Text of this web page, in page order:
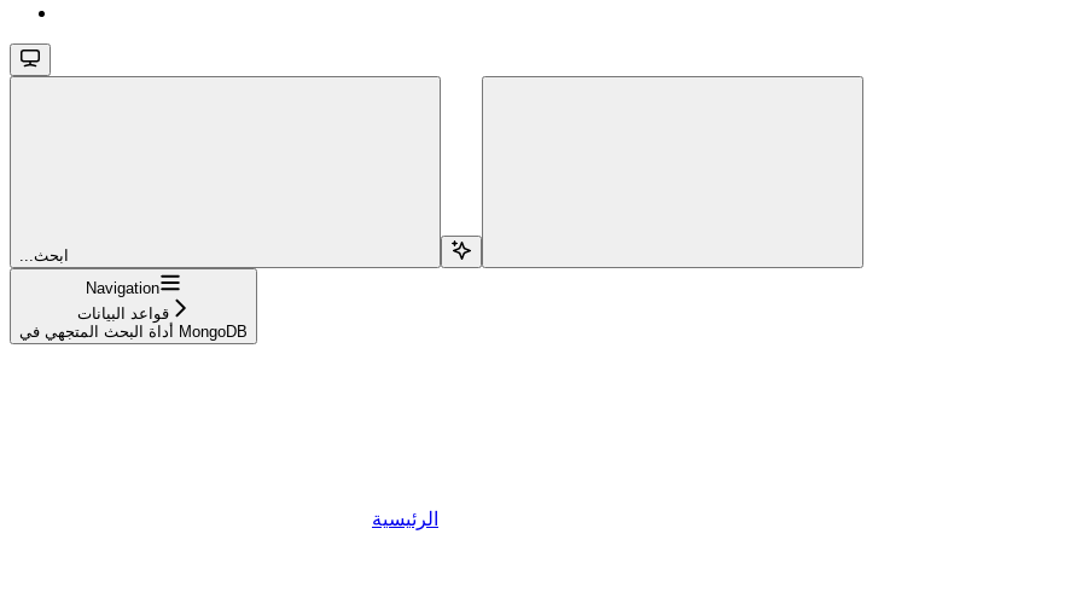
...ابحث
Navigation
قواعد البيانات
أداة البحث المتجهي في MongoDB
الرئيسية